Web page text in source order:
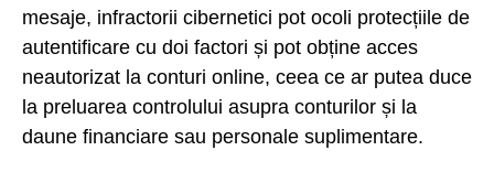
mesaje, infractorii cibernetici pot ocoli protecțiile de
autentificare cu doi factori și pot obține acces
neautorizat la conturi online, ceea ce ar putea duce
la preluarea controlului asupra conturilor și la
daune financiare sau personale suplimentare.